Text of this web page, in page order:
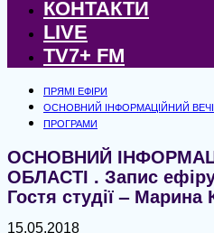
КОНТАКТИ
LIVE
TV7+ FM
ПРЯМІ ЕФІРИ
ОСНОВНИЙ ІНФОРМАЦІЙНИЙ
ПРОГРАМИ
ОСНОВНИЙ
ОБЛАСТІ . Запис
Гостя студії – Марина
15.05.2018